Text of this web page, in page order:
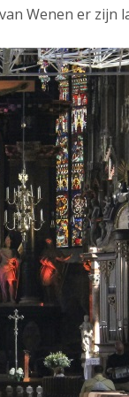
Wenen er zijn